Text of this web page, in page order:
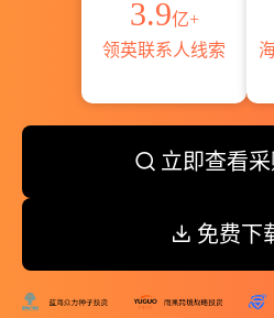
3.9亿+
领英联系人线索
立即查看
免费下